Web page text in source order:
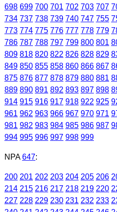
698 699 700 701 702 703 707
734 737 738 739 740 747 755
773 774 775 776 777 778 779
786 787 788 797 799 800 801
809 818 820 822 826 828 829
849 850 855 858 860 866 867
875 876 877 878 879 880 881
889 890 891 892 893 897 898
914 915 916 917 918 922 925
961 962 963 966 967 970 971
981 982 983 984 985 986 987
994 995 996 997 998 999
NPA 647:
200 201 202 203 204 205 206
214 215 216 217 218 219 220
227 228 229 230 231 232 233